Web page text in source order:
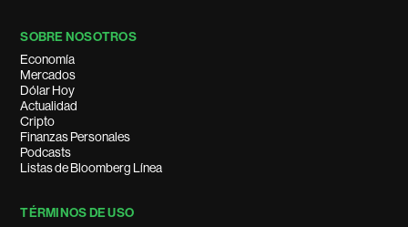
SOBRE NOSOTROS
Economía
Mercados
Dólar Hoy
Actualidad
Cripto
Finanzas Personales
Podcasts
Listas de Bloomberg Línea
TÉRMINOS DE USO